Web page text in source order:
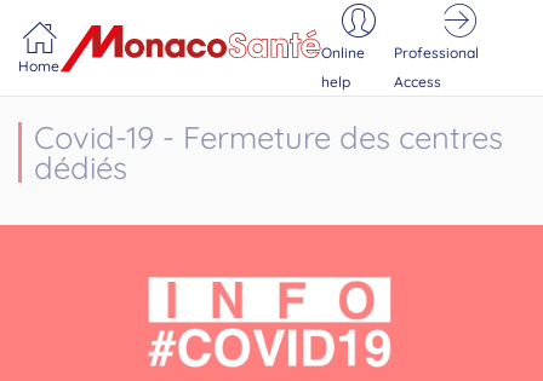
Home
Online
help
Professional
Access
Covid-19 - Fermeture des centres
dédiés